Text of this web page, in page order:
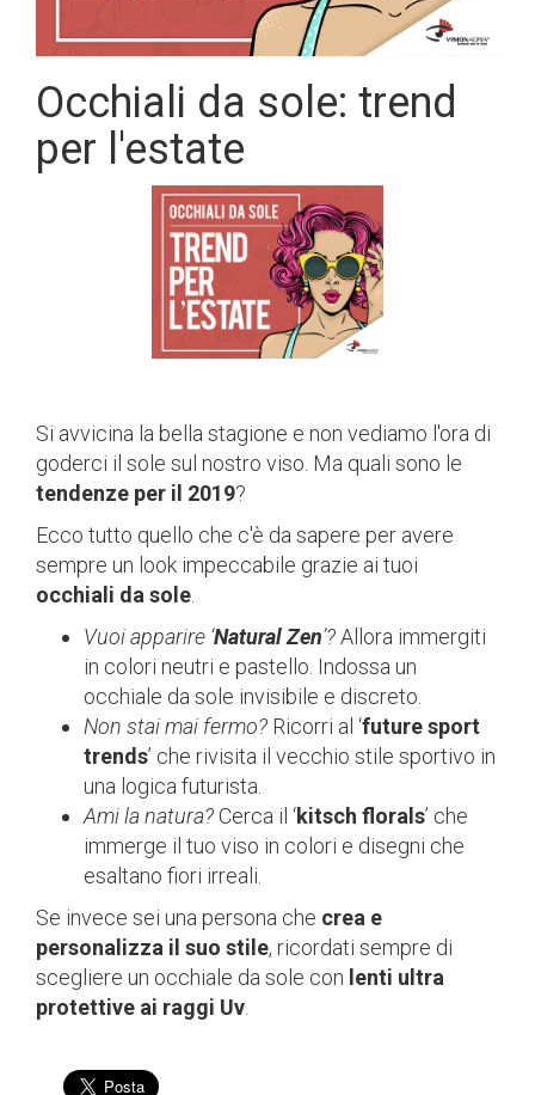
Occhiali da sole: trend
per l'estate
Si avvicina la bella stagione e non vediamo l'ora di
goderci il sole sul nostro viso. Ma quali sono le
tendenze per il 2019?
Ecco tutto quello che c'è da sapere per avere
sempre un look impeccabile grazie ai tuoi
occhiali da sole.
Vuoi apparire ‘Natural Zen’?Allora immergiti
in colori neutri e pastello. Indossa un
occhiale da sole invisibile e discreto.
Non stai mai fermo? Ricorri al ‘future sport
trends’ che rivisita il vecchio stile sportivo in
una logica futurista.
Ami la natura? Cerca il ‘kitsch florals’ che
immerge il tuo viso in colori e disegni che
esaltano fiori irreali.
Se invece sei una persona che crea e
personalizza il suo stile, ricordati sempre di
scegliere un occhiale da sole con lenti ultra
protettive ai raggi Uv.